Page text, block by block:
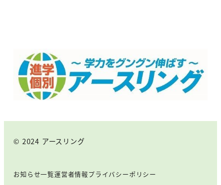
© 2024 アースリング
お知らせ一覧運営者情報プライバシーポリシー